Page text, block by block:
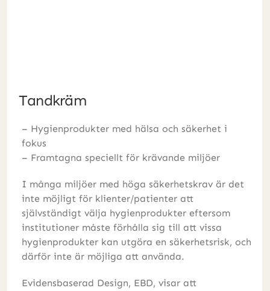
Tandkräm
– Hygienprodukter med hälsa och säkerhet i
fokus
– Framtagna speciellt för krävande miljöer
I många miljöer med höga säkerhetskrav är det
inte möjligt för klienter/patienter att
självständigt välja hygienprodukter eftersom
institutioner måste förhålla sig till att vissa
hygienprodukter kan utgöra en säkerhetsrisk, och
därför inte är möjliga att använda.
Evidensbaserad Design, EBD, visar att